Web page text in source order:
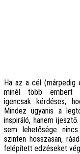
Ha az a cél (márpedig
minél több embert
igencsak kérdéses,
Mindez ugyanis a
inspiráló, hanem
sem lehetősége
szinten hosszasan,
felépített edzéseket